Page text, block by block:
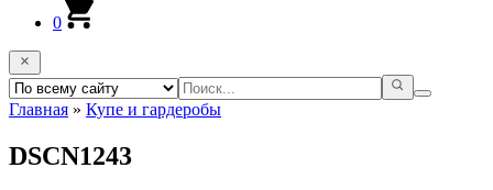
0
Главная » Купе и гардеробы
DSCN1243